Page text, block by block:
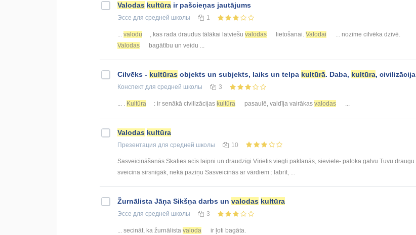
Valodas kultūra ir pašcieņas jautājums
Эссе для средней школы 1
valodu , kas rada draudus tālākai latviešu valodas lietošanai. Valodai
... nozīme cilvēka dzīvē.
Valodas
bagātību un veidu ...
Cilvēks - kultūras objekts un subjekts, laiks un telpa kultūrā. Daba, kultūra, civilizācija
Конспект для средней школы 3
Kultūra : ir senākā civilizācijas kultūra pasaulē, valdīja vairākas valodas
Valodas kultūra
Презентация для средней школы 10
Sasveicināšanās Skaties acīs laipni un draudzīgi Vīrietis viegli paklanās, sieviete- paloka galvu Tuvu draugu
sveicina sirsnīgāk, nekā paziņu Sasveicinās ar vārdiem : labrīt, ...
Žurnālista Jāņa Sikšņa darbs un valodas kultūra
Эссе для средней школы 3
... secināt, ka žurnālista valoda ir ļoti bagāta.